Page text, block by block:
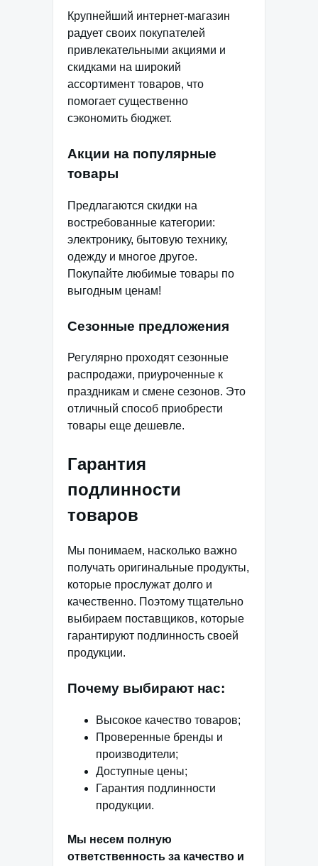
Крупнейший интернет-магазин
радует своих покупателей
привлекательными акциями и
скидками на широкий
ассортимент товаров, что
помогает существенно
сэкономить бюджет.
Акции на популярные
товары
Предлагаются скидки на
востребованные категории:
электронику, бытовую технику,
одежду и многое другое.
Покупайте любимые товары по
выгодным ценам!
Сезонные предложения
Регулярно проходят сезонные
распродажи, приуроченные к
праздникам и смене сезонов. Это
отличный способ приобрести
товары еще дешевле.
Гарантия
подлинности
товаров
Мы понимаем, насколько важно
получать оригинальные продукты,
которые прослужат долго и
качественно. Поэтому тщательно
выбираем поставщиков, которые
гарантируют подлинность своей
продукции.
Почему выбирают нас:
Высокое качество товаров;
Проверенные бренды и
производители;
Доступные цены;
Гарантия подлинности
продукции.
Мы несем полную
ответственность за качество и